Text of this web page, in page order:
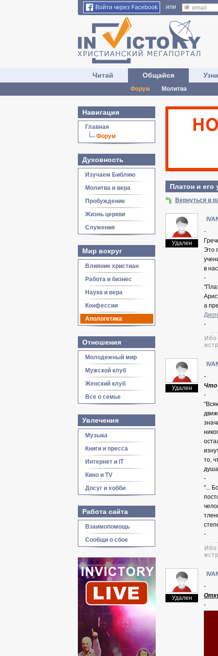
Войти через Facebook или
Читай Общайся
Форум Молитва
Навигация
Главная
Форум
Духовность
Изучаем Библию
Молитва и вера
Пробуждение
Жизнь церкви
Служения
Мир вокруг
Влияние христиан
Работа и бизнес
Наука и вера
Конфессии
Апологетика
Отношения
Молодежный мир
Мужской клуб
Женский клуб
Все о семье
Увлечения
Музыка
Книги и пресса
Интернет и IT
Кино и TV
Досуг и хобби
Работа сайта
Взаимопомощь
Сообщи о сбое
Платон и
Вернуться в
Удален
-
Это
в
-
а
-
Ибо
Удален
-
Что
-
то,
-
"...
-
Ибо
Удален
-
-